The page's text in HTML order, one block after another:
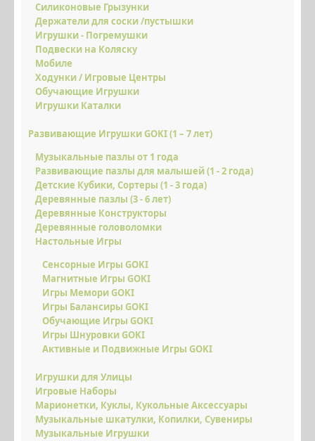
МУЗЫКАЛЬНЫЕ ПАЗЛЫ ОТ 1 ГОДА
РАЗВИВАЮЩИЕ ПАЗЛЫ ДЛЯ МАЛЫШЕЙ (1 - 2 ГОДА)
ДЕТСКИЕ КУБИКИ, СОРТЕРЫ (1 - 3 ГОДА)
ДЕРЕВЯННЫЕ ПАЗЛЫ (3 - 6 ЛЕТ)
ДЕРЕВЯННЫЕ КОНСТРУКТОРЫ
ДЕРЕВЯННЫЕ ГОЛОВОЛОМКИ
НАСТОЛЬНЫЕ ИГРЫ
ДЕТСКИЙ ТРАНСПОРТ GOKI
ТЕТРАДИ KUMON
ЛОГОПЕДИЧЕСКИЕ ИГРЫ
ДЕТСКАЯ ЛИТЕРАТУРА
НАБОРЫ ДЛЯ ТВОРЧЕСТВА
ДЕКОР ДЛЯ ДЕТСКОЙ КОМНАТЫ
КОЛЯСКИ И АКСЕССУАРЫ
АКТИВНЫЙ ОТДЫХ
Силиконовые Грызунки
Держатели для соски /пустышки
Игрушки - Погремушки
Подвески на Коляску
Мобиле
Ходунки / Игровые Центры
Обучающие Игрушки
Игрушки Каталки
Развивающие Игрушки GOKI (1 – 7 лет)
Музыкальные пазлы от 1 года
Развивающие пазлы для малышей (1 - 2 года)
Детские Кубики, Сортеры (1 - 3 года)
Деревянные пазлы (3 - 6 лет)
Деревянные Конструкторы
Деревянные головоломки
Настольные Игры
Сенсорные Игры GOKI
Магнитные Игры GOKI
Игры Мемори GOKI
Игры Балансиры GOKI
Обучающие Игры GOKI
Игры Шнуровки GOKI
Активные и Подвижные Игры GOKI
Игрушки для Улицы
Игровые Наборы
Марионетки, Куклы, Кукольные Аксессуары
Музыкальные шкатулки, Копилки, Сувениры
Музыкальные Игрушки